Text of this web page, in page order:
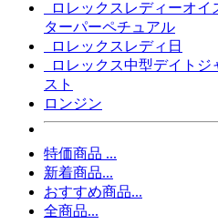
ロレックスレディーオイ
ターパーペチュアル
ロレックスレディ日
ロレックス中型デイトジ
スト
ロンジン
特価商品 ...
新着商品...
おすすめ商品...
全商品...